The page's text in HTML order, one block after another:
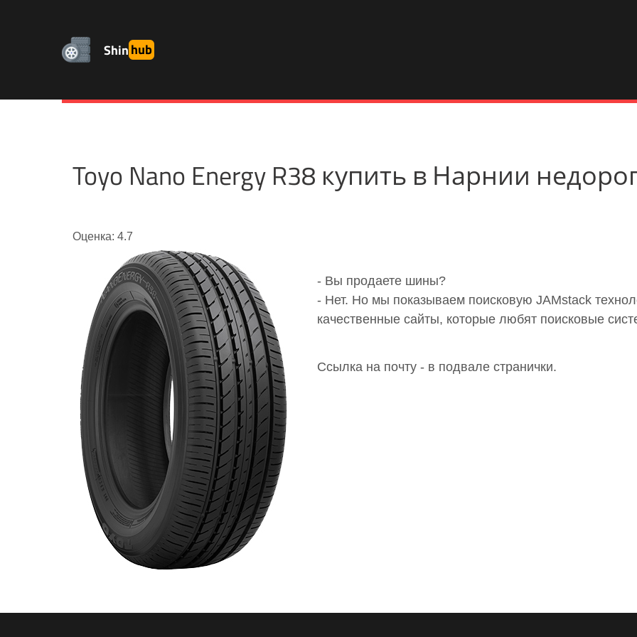
Shinhub
Toyo Nano Energy R38 купить в Нарнии
Оценка: 4.7
- Вы продаете шины?
- Нет. Но мы показываем поисковую JAMstack
качественные сайты, которые любят поисковые
Ссылка на почту - в подвале странички.